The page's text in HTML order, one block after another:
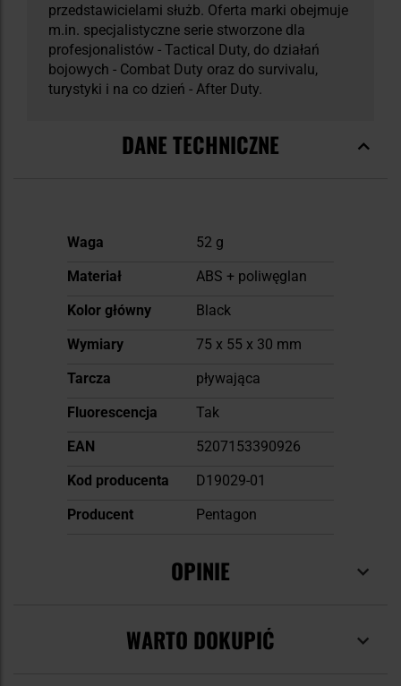
przedstawicielami służb. Oferta marki obejmuje
m.in. specjalistyczne serie stworzone dla
profesjonalistów - Tactical Duty, do działań
bojowych - Combat Duty oraz do survivalu,
turystyki i na co dzień - After Duty.
DANE TECHNICZNE
Więcej
Waga
52 g
Materiał
ABS + poliwęglan
Kolor główny
Black
Wymiary
75 x 55 x 30 mm
Tarcza
pływająca
Fluorescencja
Tak
EAN
5207153390926
Kod producenta
D19029-01
Producent
Pentagon
OPINIE
WARTO DOKUPIĆ